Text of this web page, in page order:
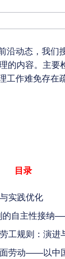
沿动态，我们
的内容。主
工作难免存在
目录
实践优化
自主性接纳
工规则：演进
劳动——以中